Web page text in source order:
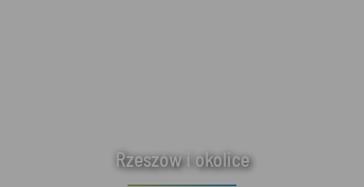
Rzeszów i okolice